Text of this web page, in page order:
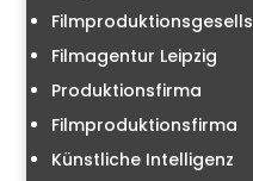
Filmagentur Leipzig
Produktionsfirma
Filmproduktionsfirma
Künstliche Intelligenz